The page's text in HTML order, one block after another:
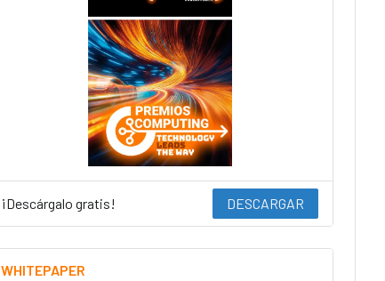
¡Descárgalo gratis! DESCARGAR
WHITEPAPER